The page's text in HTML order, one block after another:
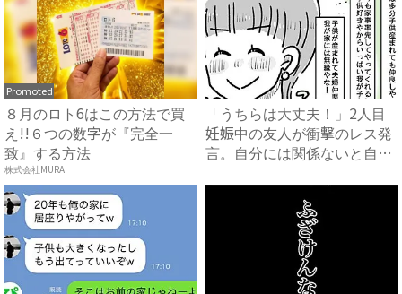
Promoted
８月のロト6はこの方法で買
え!!６つの数字が『完全一
致』する方法
株式会社MURA
「うちらは大丈夫！」2人目
妊娠中の友人が衝撃のレス発
言。自分には関係ないと自信